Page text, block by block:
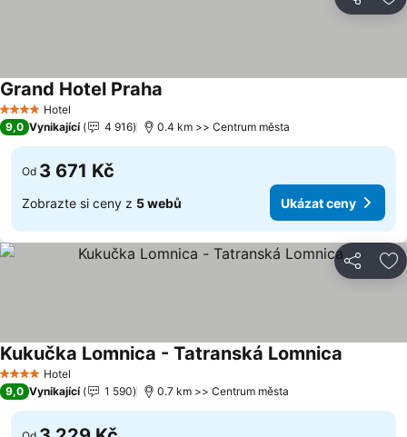
Sdílet
4 Počet hvězdiček
Hotel
Grand Hotel Praha
9,0 Vynikající 4 916 0.4 km >> Centrum města
Od 3 671 Kč
Zobrazte si ceny z 5 webů Ukázat ceny
Sdílet
4 Počet hvězdiček
Hotel
Kukučka Lomnica - Tatranská Lomnica
9,0 Vynikající 1 590 0.7 km >> Centrum města